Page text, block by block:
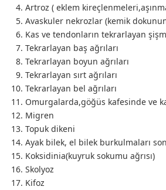
Artroz ( eklem
Avaskuler nekrozlar (kemik
Kas ve tendonların tekrarlayan
Tekrarlayan baş ağrıları
Tekrarlayan boyun ağrıları
Tekrarlayan sırt ağrıları
Tekrarlayan bel ağrıları
Omurgalarda,göğüs kafesinde ve
Migren
Topuk dikeni
Ayak bilek, el bilek burkulmaları
Koksidinia(kuyruk sokumu ağrısı)
Skolyoz
Kifoz